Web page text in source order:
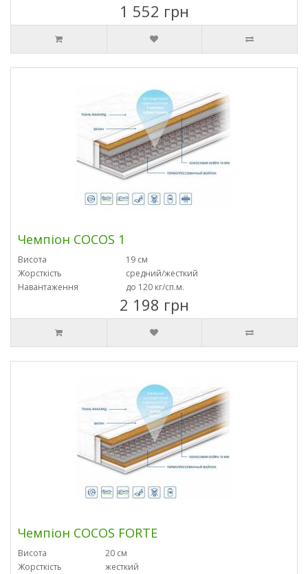
1 552 грн
Чемпіон COCOS 1
Висота
19 см
Жорсткість
средний/жесткий
Навантаження
до 120 кг/сп.м.
2 198 грн
Чемпіон COCOS FORTE
Висота
20 см
Жорсткість
жесткий